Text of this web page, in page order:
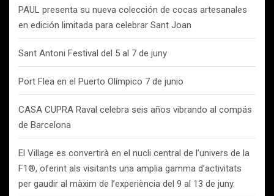
PAUL presenta su nueva colección de cocas artesanales
en edición limitada para celebrar Sant Joan
Sant Antoni Festival del 5 al 7 de juny
Port Flea en el Puerto Olímpico 7 de junio
CASA CUPRA Raval celebra seis años vibrando al compás
de Barcelona
El Village es convertirà en el nucli central de l’univers de la
F1®, oferint als visitants una amplia gamma d’activitats
per gaudir al màxim de l’experiència del 9 al 13 de juny.